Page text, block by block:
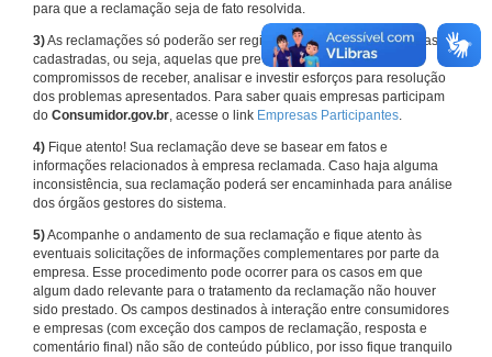
para que a reclamação seja de fato resolvida.
3)As reclamações só poderão ser registradas em face de empresas
cadastradas, ou seja, aquelas que previamente assumiram
compromissos de receber, analisar e investir esforços para resolução
dos problemas apresentados. Para saber quais empresas participam
do Consumidor.gov.br, acesse o link Empresas Participantes.
4) Fique atento! Sua reclamação deve se basear em fatos e
informações relacionados à empresa reclamada. Caso haja alguma
inconsistência, sua reclamação poderá ser encaminhada para análise
dos órgãos gestores do sistema.
5)Acompanhe o andamento de sua reclamação e fique atento às
eventuais solicitações de informações complementares por parte da
empresa. Esse procedimento pode ocorrer para os casos em que
algum dado relevante para o tratamento da reclamação não houver
sido prestado. Os campos destinados à interação entre consumidores
e empresas (com exceção dos campos de reclamação, resposta e
comentário final) não são de conteúdo público, por isso fique tranquilo